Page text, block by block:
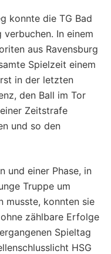
konnte die TG Bad
verbuchen. In einem
aus Ravensburg
Spielzeit einem
in der letzten
den Ball im Tor
Zeitstrafe
und so den
und einer Phase, in
Truppe um
musste, konnten sie
zählbare Erfolge
Spieltag
HSG